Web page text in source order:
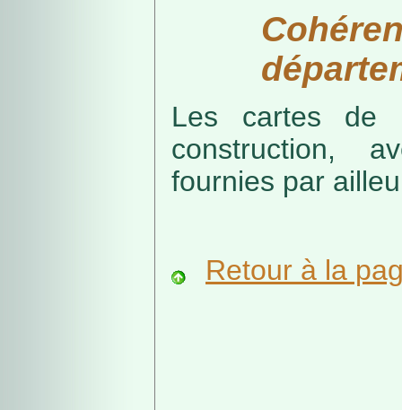
Les cartes de
construction,
fournies par
Retour à la